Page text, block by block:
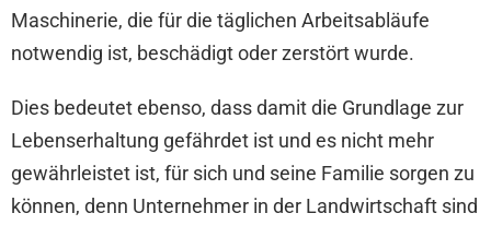
Maschinerie, die für die täglichen Arbeitsabläufe
notwendig ist, beschädigt oder zerstört wurde.
Dies bedeutet ebenso, dass damit die Grundlage zur
Lebenserhaltung gefährdet ist und es nicht mehr
gewährleistet ist, für sich und seine Familie sorgen zu
können, denn Unternehmer in der Landwirtschaft sind